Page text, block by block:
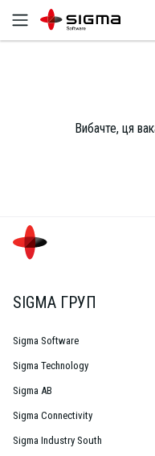
Вибачте, ця
SIGMA ГРУП
Sigma Software
Sigma Technology
Sigma AB
Sigma Connectivity
Sigma Industry South